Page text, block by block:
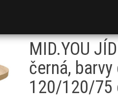
MID.YOU
černá, barvy
120/120/75